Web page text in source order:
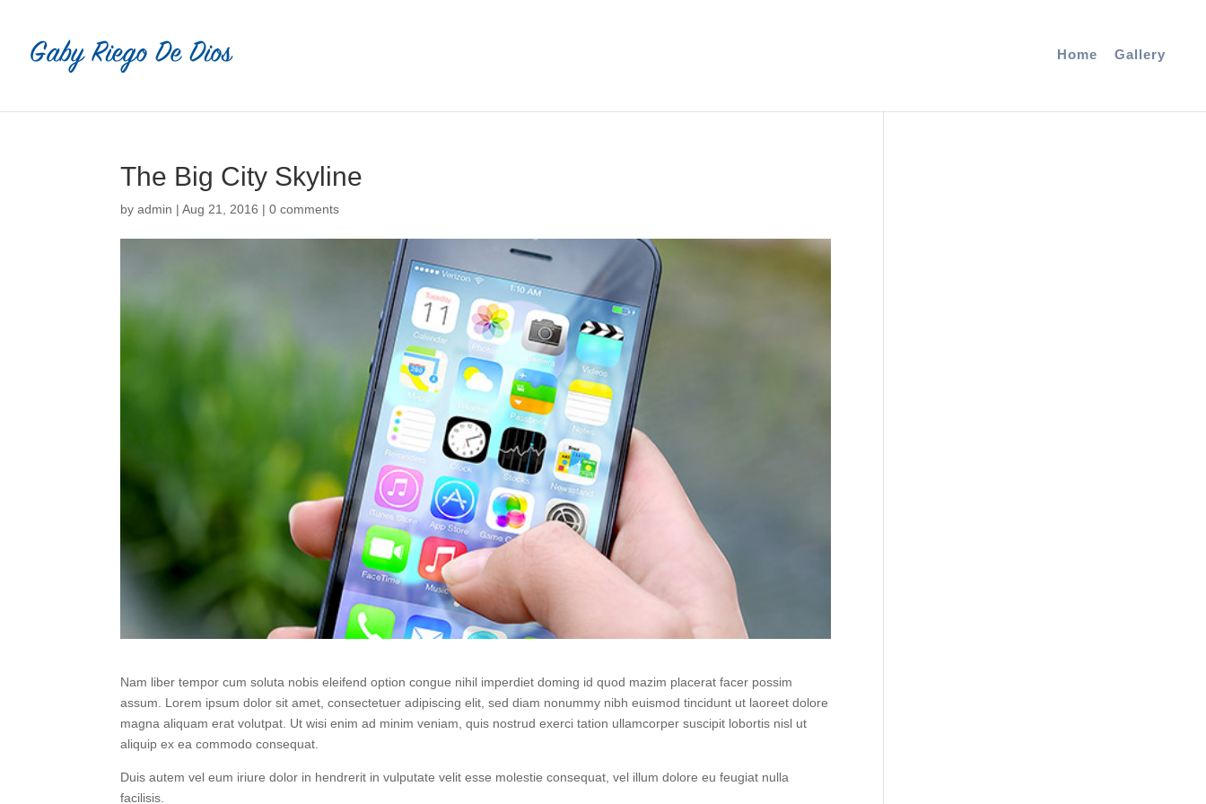
Home Gallery
The Big City Skyline
byadmin |Aug 21, 2016 |0 comments
Nam liber tempor cum soluta nobis eleifend option congue nihil imperdiet doming id quod mazim placerat facer possim
assum. Lorem ipsum dolor sit amet, consectetuer adipiscing elit, sed diam nonummy nibh euismod tincidunt ut laoreet dolore
magna aliquam erat volutpat. Ut wisi enim ad minim veniam, quis nostrud exerci tation ullamcorper suscipit lobortis nisl ut
aliquip ex ea commodo consequat.
Duis autem vel eum iriure dolor in hendrerit in vulputate velit esse molestie consequat, vel illum dolore eu feugiat nulla
facilisis.